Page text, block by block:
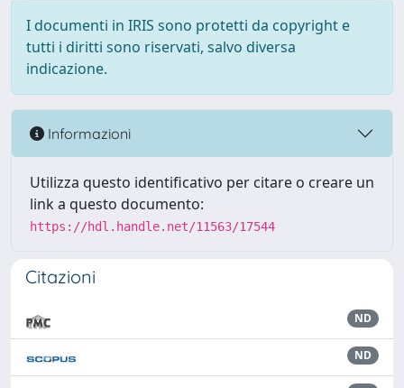
I documenti in IRIS sono protetti da copyright e
tutti i diritti sono riservati, salvo diversa
indicazione.
Informazioni
Utilizza questo identificativo per citare o creare un
link a questo documento:
https://hdl.handle.net/11563/17544
Citazioni
ND
ND